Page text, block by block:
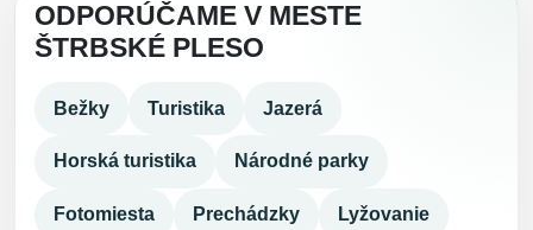
ODPORÚČAME V MESTE
ŠTRBSKÉ PLESO
Bežky Turistika Jazerá
Horská turistika Národné parky
Fotomiesta Prechádzky Lyžovanie